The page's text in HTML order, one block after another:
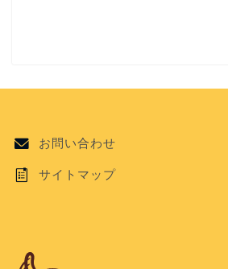
お問い合わせ
サイトマップ